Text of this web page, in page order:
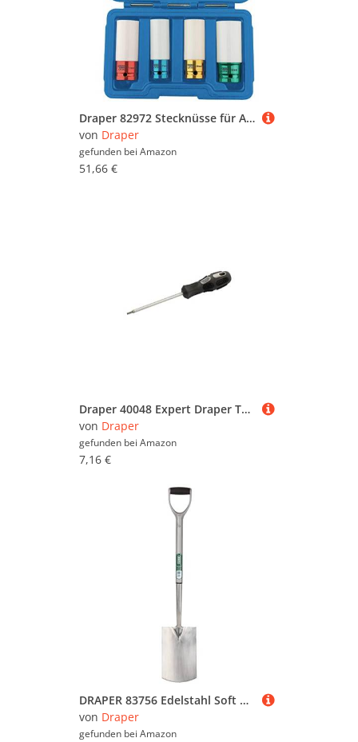
Draper 82972 Stecknüsse für Alufelgen, 1,27 cm, quadratisch, 4 Stück
von Draper
gefunden bei Amazon
51,66 €
Draper 40048 Expert Draper Tx-Star Driver T8 X 75Mm Long
von Draper
gefunden bei Amazon
7,16 €
DRAPER 83756 Edelstahl Soft Grip Garten Spaten
von Draper
gefunden bei Amazon